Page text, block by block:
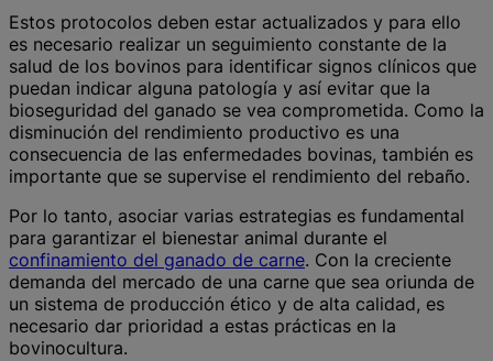
Estos protocolos deben estar actualizados y para ello
es necesario realizar un seguimiento constante de la
salud de los bovinos para identificar signos clínicos que
puedan indicar alguna patología y así evitar que la
bioseguridad del ganado se vea comprometida. Como la
disminución del rendimiento productivo es una
consecuencia de las enfermedades bovinas, también es
importante que se supervise el rendimiento del rebaño.
Por lo tanto, asociar varias estrategias es fundamental
para garantizar el bienestar animal durante el
confinamiento del ganado de carne. Con la creciente
demanda del mercado de una carne que sea oriunda de
un sistema de producción ético y de alta calidad, es
necesario dar prioridad a estas prácticas en la
bovinocultura.